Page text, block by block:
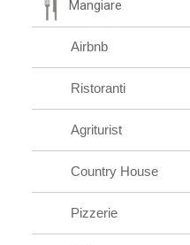
Mangiare
Airbnb
Ristoranti
Agriturist
Country House
Pizzerie